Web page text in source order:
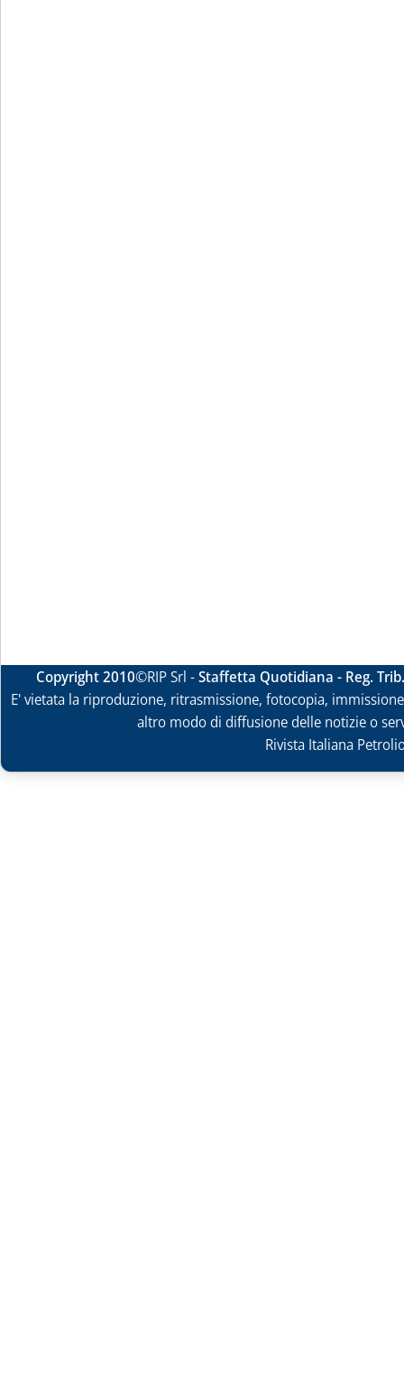
Copyright 2010©RIP Srl -Staffetta Quotidiana - Reg.
E' vietata la riproduzione, ritrasmissione, fotocopia,
altro modo di diffusione delle notizie o
Rivista Italiana